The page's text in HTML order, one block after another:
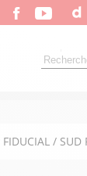
FIDUCIAL / SUD